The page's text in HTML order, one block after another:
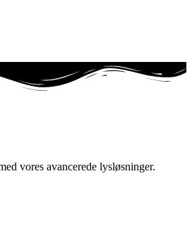
vores avancerede lysløsninger.